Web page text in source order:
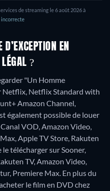
de streaming le 6 août 2026 à
incorrecte
EN
?
"Un Homme
Netflix, Netflix Standard with
Amazon Channel,
également possible de louer
VOD, Amazon Video,
Apple TV Store, Rakuten
le télécharger sur Sooner,
TV, Amazon Video,
Premiere Max. En plus du
le film en DVD chez